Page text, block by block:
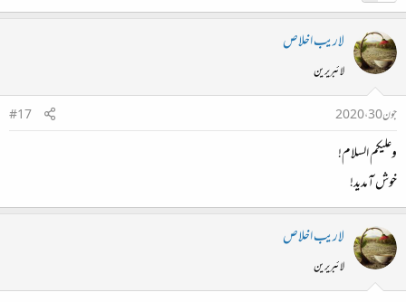
لاريب اخلاص
لائبریرین
جون 30، 2020
#17
وعلیکم السلام!
خوش آمدید!
لاريب اخلاص
لائبریرین